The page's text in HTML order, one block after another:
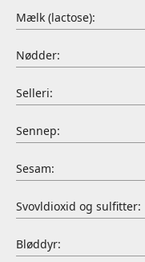
Mælk (lactose):
Nødder:
Selleri:
Sennep:
Sesam:
Svovldioxid og sulfitter:
Bløddyr: